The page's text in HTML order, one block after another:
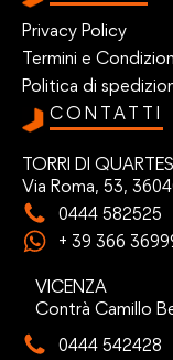
Privacy Policy
Termini e
Politica di
CONTATTI
TORRI DI
Via Roma, 53,
0444 582525
+ 39 366
VICENZA
Contrà Camillo
0444 542428